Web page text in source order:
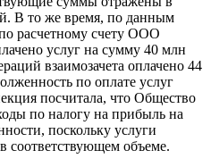
В то же время, по данным
расчетному счету ООО
услуг на сумму 40 млн
взаимозачета оплачено 44
по оплате услуг
посчитала, что Общество
по налогу на прибыль на
поскольку услуги
соответствующем объеме.